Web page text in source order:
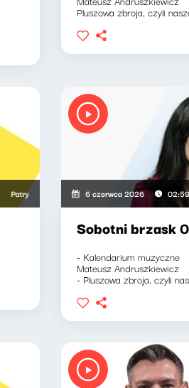
Pluszowa zbroja, czyli
Patryk Rabiega, Weronika Wawrzkowicz
6 czerwca 2026
Sobotni brzask
- Kalendarium muzyczne
Mateusz Andruszkiewicz
- Pluszowa zbroja, czyli